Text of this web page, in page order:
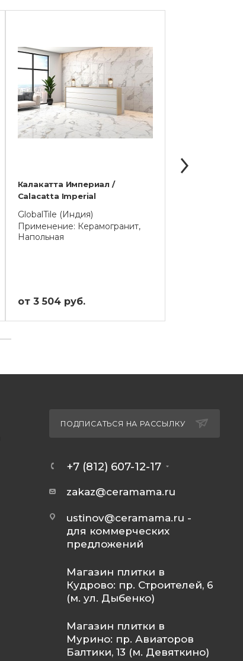
Калакатта Империал /
Calacatta Imperial
GlobalTile (Индия)
Применение: Керамогранит,
Напольная
от 3 504 руб.
ПОДПИСАТЬСЯ НА РАССЫЛКУ
+7 (812) 607-12-17
zakaz@ceramama.ru
ustinov@ceramama.ru -
для коммерческих
предложений
Магазин плитки в
Кудрово: пр. Строителей, 6
(м. ул. Дыбенко)
Магазин плитки в
Мурино: пр. Авиаторов
Балтики, 13 (м. Девяткино)